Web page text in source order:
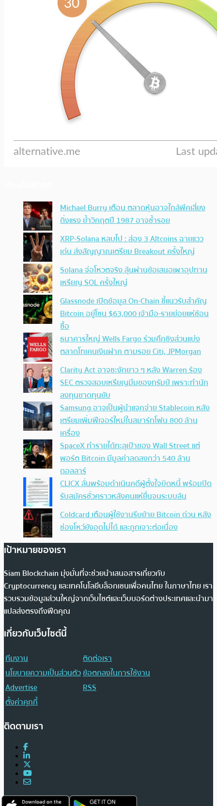
Michael Burry เตือน ตลาดหุ้นอาจใกล้พีคเสี่ยง
ดิ่งแรง ย้ำวิกฤตปี 1987 อาจซ้ำรอย
XRP-Solana หลบไป : ส่อง 3 Altcoins ฉายแวว
เด่น ส่งสัญญาณเตรียม Breakout ครั้งใหญ่
Solana จ่อโหวตจริง ลุ้นผ่านข้อเสนอเผาอุปทาน
เหรียญ SOL ครั้งใหญ่
Glassnode เปิดข้อมูล On-Chain ชี้แนวรับสำคัญ
Bitcoin อยู่โซน $63,000 เจ้ามือ-รายย่อยแห่ช้อน
ซื้อ
ธนาคารใหญ่ Wells Fargo ร่วมศึกชิงส่วนแบ่ง
ตลาดโทเคนเงินฝาก ตามรอย Citi, JPMorgan
Clarity Act อาจชะงักยาว ๆ หลัง Warren ร้อง
SEC ตรวจสอบเหรียญมีมของทรัมป์ เพราะทำนัก
ลงทุนขาดทุนยับ
Samsung อาจเป็นผู้นำแจกจ่าย Stablecoin หลัง
เตรียมเพิ่มฟีเจอร์ใหม่ในสมาร์ทโฟน 800 ล้าน
เครื่อง
SpaceX ทำรายได้ทะลุเป้าของ Wall Street แต่
พอร์ต Bitcoin มีมูลค่าลดลงกว่า 540 ล้าน
ดอลลาร์
CLICX ลั่นพร้อมดำเนินคดีผู้ตั้งใจบิดหนี้ พร้อมปิด
รับสมัครชั่วคราวหลังคนแห่ยื่นจนระบบล้น
Coldcard เตือนผู้ใช้งานรีบย้าย Bitcoin ด่วน หลัง
ช่องโหว่ยังอุดไม่ได้ และถูกเจาะต่อเนื่อง
เป้าหมายของเรา
Siam Blockchain มุ่งมั่นที่จะช่วยนำเสนอสารเกี่ยวกับ
Cryptocurrency และเทคโนโลยีบล็อกเชนเพื่อคนไทย ในภาษาไทย เรา
รวบรวมข้อมูลส่วนใหญ่จากเว็บไซต์และเว็บบอร์ดต่างประเทศและนำมา
แปลส่งตรงถึงฟีดคุณ
เกี่ยวกับเว็บไซต์นี้
ทีมงาน
ติดต่อเรา
นโยบายความเป็นส่วนตัวข้อตกลงในการใช้งาน
Advertise
RSS
ตั้งค่าคุกกี้
ติดตามเรา